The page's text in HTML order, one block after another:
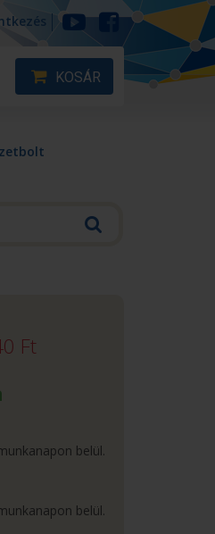
KOSÁR
Ft
belül.
belül.